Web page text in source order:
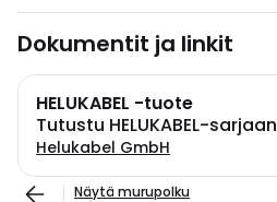
Dokumentit ja linkit
HELUKABEL -tuote
Tutustu HELUKABEL-sarjaan
Helukabel GmbH
Näytä murupolku